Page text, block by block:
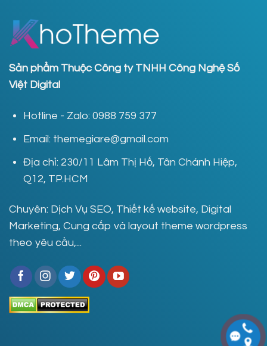
Sản phẩm Thuộc Công ty TNHH Công Nghệ Số
Việt Digital
Hotline - Zalo: 0988 759 377
Email: themegiare@gmail.com
Địa chỉ: 230/11 Lâm Thị Hố, Tân Chánh Hiệp,
Q12, TP.HCM
Chuyên: Dịch Vụ SEO, Thiết kế website, Digital
Marketing, Cung cấp và layout theme wordpress
theo yêu cầu,...